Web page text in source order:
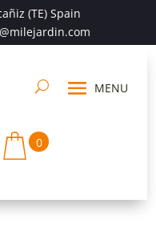
(TE) Spain
0